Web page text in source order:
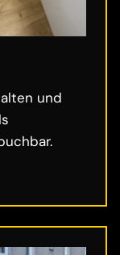
und